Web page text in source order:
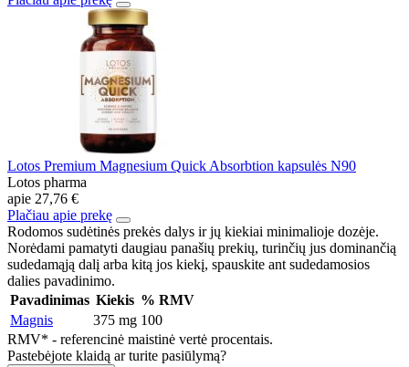
Lotos Premium Magnesium Quick Absorbtion kapsulės N90
Lotos pharma
apie 27,76 €
Plačiau apie prekę
Rodomos sudėtinės prekės dalys ir jų kiekiai minimalioje dozėje.
Norėdami pamatyti daugiau panašių prekių, turinčių jus dominančią
sudedamąją dalį arba kitą jos kiekį, spauskite ant sudedamosios
dalies pavadinimo.
Pavadinimas Kiekis % RMV
Magnis
375 mg 100
RMV* - referencinė maistinė vertė procentais.
Pastebėjote klaidą ar turite pasiūlymą?